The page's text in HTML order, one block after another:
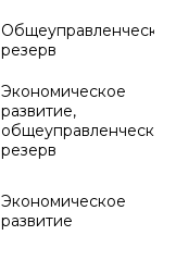
Общеуправленческий
резерв
Экономическое
развитие,
общеуправленческий
резерв
Экономическое
развитие